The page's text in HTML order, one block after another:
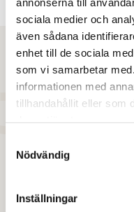
sociala medier och
även sådana
enhet till de sociala
som vi samarbetar
informationen med
tillhandahållit eller som
Nödvändig
Inställningar
”Det finns
avkastningskrav i